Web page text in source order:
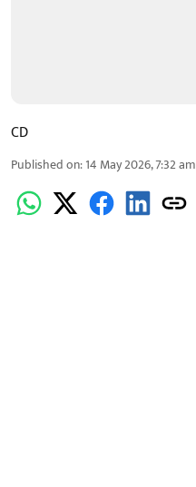
CD
Published on:14 May 2026, 7:32 am